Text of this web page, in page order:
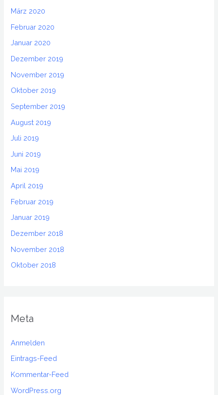
März 2020
Februar 2020
Januar 2020
Dezember 2019
November 2019
Oktober 2019
September 2019
August 2019
Juli 2019
Juni 2019
Mai 2019
April 2019
Februar 2019
Januar 2019
Dezember 2018
November 2018
Oktober 2018
Meta
Anmelden
Eintrags-Feed
Kommentar-Feed
WordPress.org